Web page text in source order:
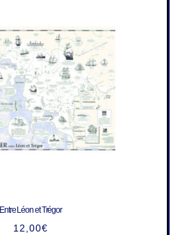
Entre Léon et Trégor
12,00€